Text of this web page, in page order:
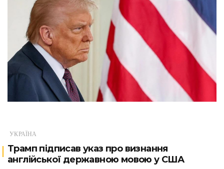
УКРАЇНА
Трамп підписав указ про визнання
англійської державною мовою у США